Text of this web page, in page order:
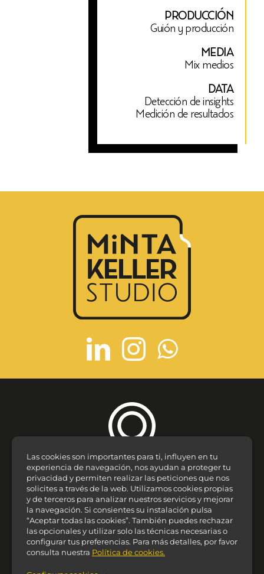
PRODUCCIÓN
Guión y producción
MEDIA
Mix medios
DATA
Detección de insights
Medición de resultados
Zaragoza
C/ Alfonso I, 24, 1º 5ª
CP 50003
Las cookies son importantes para ti, influyen en tu
experiencia de navegación, nos ayudan a proteger tu
privacidad y permiten realizar las peticiones que nos
solicites a través de la web. Utilizamos cookies propias
y de terceros para analizar nuestros servicios y mejorar
la navegación. Si consientes su instalación pulsa
“Aceptar todas las cookies”. También puedes rechazar
las opcionales y utilizar solo las técnicas necesarias o
configurar tus preferencias. Para más detalles, por favor
consulta nuestra Política de cookies.